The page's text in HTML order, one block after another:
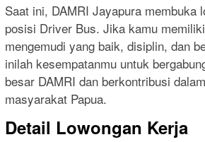
Saat ini, DAMRI Jayapura membuka
posisi Driver Bus. Jika kamu
mengemudi yang baik, disiplin, dan
inilah kesempatanmu untuk
besar DAMRI dan berkontribusi
masyarakat Papua.
Detail Lowongan Kerja